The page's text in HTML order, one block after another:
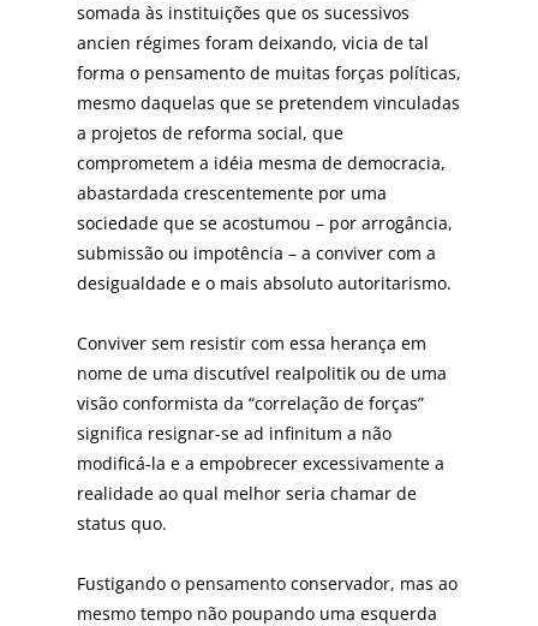
somada às instituições que os sucessivos
ancien régimes foram deixando, vicia de tal
forma o pensamento de muitas forças políticas,
mesmo daquelas que se pretendem vinculadas
a projetos de reforma social, que
comprometem a idéia mesma de democracia,
abastardada crescentemente por uma
sociedade que se acostumou – por arrogância,
submissão ou impotência – a conviver com a
desigualdade e o mais absoluto autoritarismo.
Conviver sem resistir com essa herança em
nome de uma discutível realpolitik ou de uma
visão conformista da “correlação de forças”
significa resignar-se ad infinitum a não
modificá-la e a empobrecer excessivamente a
realidade ao qual melhor seria chamar de
status quo.
Fustigando o pensamento conservador, mas ao
mesmo tempo não poupando uma esquerda